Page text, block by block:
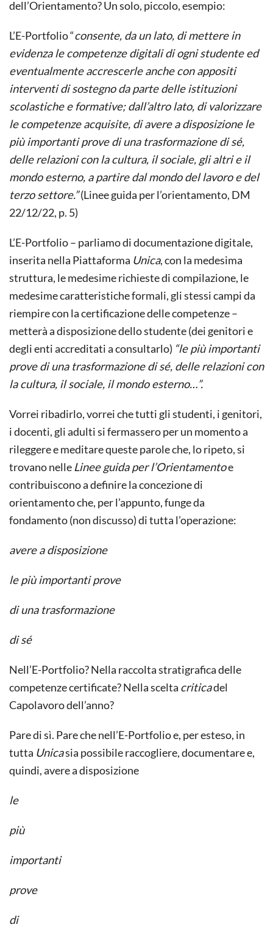
dell’Orientamento? Un solo, piccolo, esempio:
L’E-Portfolio “consente, da un lato, di mettere in
evidenza le competenze digitali di ogni studente ed
eventualmente accrescerle anche con appositi
interventi di sostegno da parte delle istituzioni
scolastiche e formative; dall’altro lato, di valorizzare
le competenze acquisite, di avere a disposizione le
più importanti prove di una trasformazione di sé,
delle relazioni con la cultura, il sociale, gli altri e il
mondo esterno, a partire dal mondo del lavoro e del
terzo settore.”(Linee guida per l’orientamento, DM
22/12/22, p. 5)
L’E-Portfolio – parliamo di documentazione digitale,
inserita nella Piattaforma Unica, con la medesima
struttura, le medesime richieste di compilazione, le
medesime caratteristiche formali, gli stessi campi da
riempire con la certificazione delle competenze –
metterà a disposizione dello studente (dei genitori e
degli enti accreditati a consultarlo) “le più importanti
prove di una trasformazione di sé, delle relazioni con
la cultura, il sociale, il mondo esterno…”.
Vorrei ribadirlo, vorrei che tutti gli studenti, i genitori,
i docenti, gli adulti si fermassero per un momento a
rileggere e meditare queste parole che, lo ripeto, si
trovano nelle Linee guida per l’Orientamentoe
contribuiscono a definire la concezione di
orientamento che, per l’appunto, funge da
fondamento (non discusso) di tutta l’operazione:
avere a disposizione
le più importanti prove
di una trasformazione
di sé
Nell’E-Portfolio? Nella raccolta stratigrafica delle
competenze certificate? Nella scelta criticadel
Capolavoro dell’anno?
Pare di sì. Pare che nell’E-Portfolio e, per esteso, in
tutta Unicasia possibile raccogliere, documentare e,
quindi, avere a disposizione
le
più
importanti
prove
di